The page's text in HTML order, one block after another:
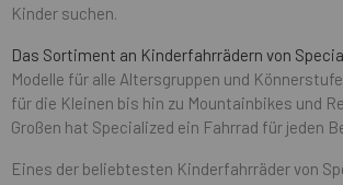
Kinder suchen.
Das Sortiment an Kinderfahrrädern von
Modelle für alle Altersgruppen und
für die Kleinen bis hin zu Mountainbikes und
Großen hat Specialized ein Fahrrad für jeden
Eines der beliebtesten Kinderfahrräder von